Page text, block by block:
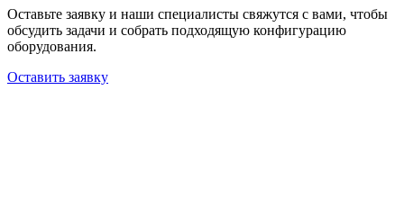
Оставьте заявку и наши специалисты свяжутся с вами, чтобы
обсудить задачи и собрать подходящую конфигурацию
оборудования.
Оставить заявку